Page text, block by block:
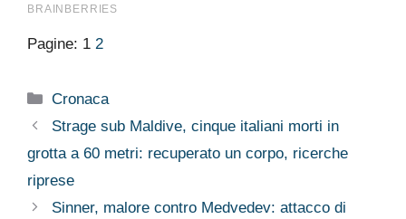
Pagine: 1 2
Categorie
Cronaca
Strage sub Maldive, cinque italiani morti in
grotta a 60 metri: recuperato un corpo, ricerche
riprese
Sinner, malore contro Medvedev: attacco di